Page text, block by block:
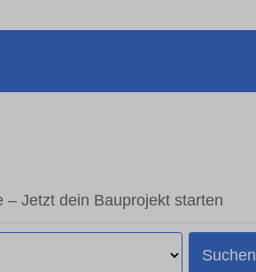
Jetzt dein Bauprojekt starten
Suchen